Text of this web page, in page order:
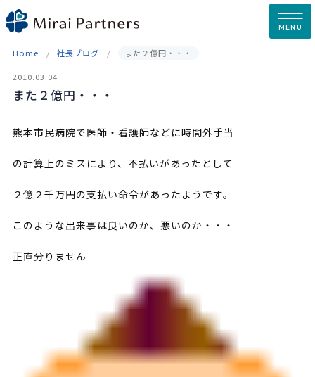
Skip
to
MENU
Home 社長ブログ また２億円・・・
2010.03.04
また２億円・・・
熊本市民病院で医師・看護師などに時間外手当
の計算上のミスにより、不払いがあったとして
２億２千万円の支払い命令があったようです。
このような出来事は良いのか、悪いのか・・・
正直分りません